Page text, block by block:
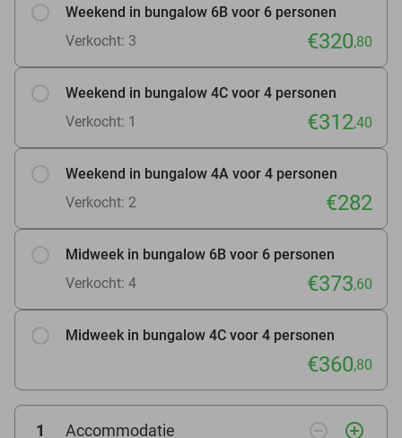
Weekend in bungalow 6B voor 6 personen
Verkocht: 3
€320,80
Weekend in bungalow 4C voor 4 personen
Verkocht: 1
€312,40
Weekend in bungalow 4A voor 4 personen
Verkocht: 2
€282
Midweek in bungalow 6B voor 6 personen
Verkocht: 4
€373,60
Midweek in bungalow 4C voor 4 personen
€360,80
1 Accommodatie remove_circle_outline add_circle_outline